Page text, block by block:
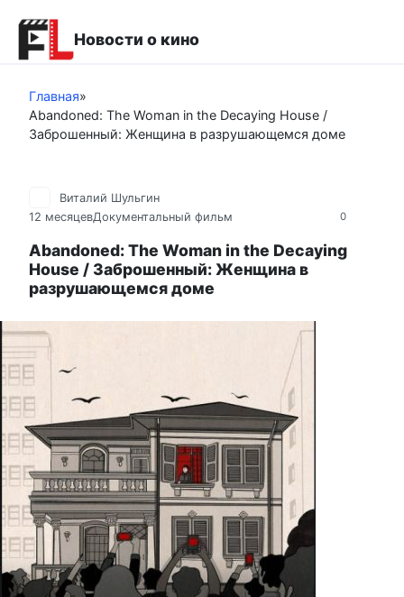
контенту
Новости о кино
Главная»
Abandoned: The Woman in the Decaying House /
Заброшенный: Женщина в разрушающемся доме
0
Виталий Шульгин
12 месяцевДокументальный фильм
Abandoned: The Woman in the Decaying
House / Заброшенный: Женщина в
разрушающемся доме